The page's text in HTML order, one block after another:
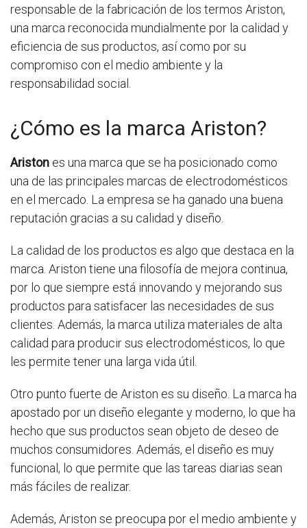
responsable de la fabricación de los termos Ariston,
una marca reconocida mundialmente por la calidad y
eficiencia de sus productos, así como por su
compromiso con el medio ambiente y la
responsabilidad social.
¿Cómo es la marca Ariston?
Ariston es una marca que se ha posicionado como
una de las principales marcas de electrodomésticos
en el mercado. La empresa se ha ganado una buena
reputación gracias a su calidad y diseño.
La calidad de los productos es algo que destaca en la
marca. Ariston tiene una filosofía de mejora continua,
por lo que siempre está innovando y mejorando sus
productos para satisfacer las necesidades de sus
clientes. Además, la marca utiliza materiales de alta
calidad para producir sus electrodomésticos, lo que
les permite tener una larga vida útil.
Otro punto fuerte de Ariston es su diseño. La marca ha
apostado por un diseño elegante y moderno, lo que ha
hecho que sus productos sean objeto de deseo de
muchos consumidores. Además, el diseño es muy
funcional, lo que permite que las tareas diarias sean
más fáciles de realizar.
Además, Ariston se preocupa por el medio ambiente y